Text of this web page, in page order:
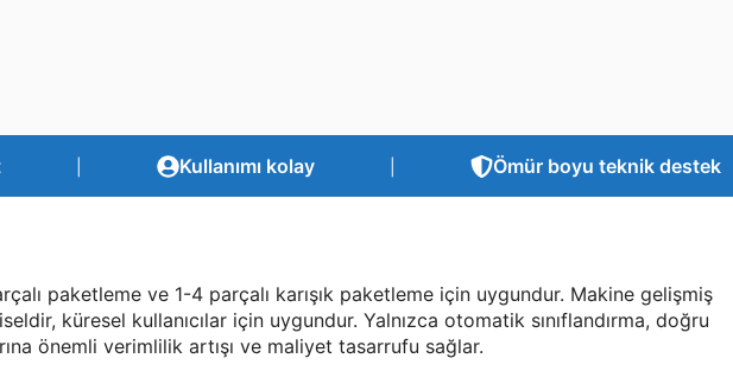
Kullanımı kolay Ömür boyu teknik destek
paketleme ve 1-4 parçalı karışık paketleme için uygundur. Makine gelişmiş
küresel kullanıcılar için uygundur. Yalnızca otomatik sınıflandırma, doğru
önemli verimlilik artışı ve maliyet tasarrufu sağlar.